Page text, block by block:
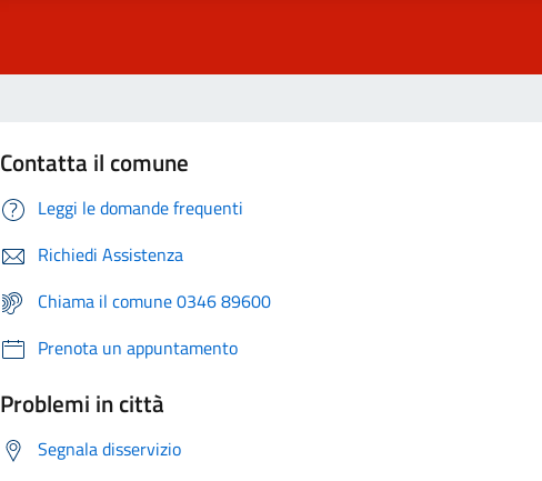
Contatta il comune
Leggi le domande frequenti
Richiedi Assistenza
Chiama il comune 0346 89600
Prenota un appuntamento
Problemi in città
Segnala disservizio